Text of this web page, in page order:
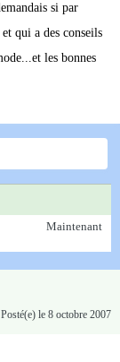
si par
qui a des conseils
les bonnes
Maintenant
Posté(e) le 8 octobre 2007